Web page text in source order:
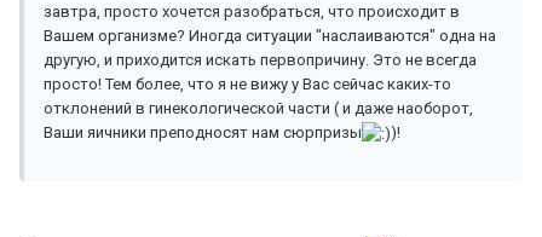
завтра, просто хочется разобраться, что происходит в
Вашем организме? Иногда ситуации "наслаиваются" одна на
другую, и приходится искать первопричину. Это не всегда
просто! Тем более, что я не вижу у Вас сейчас каких-то
отклонений в гинекологической части ( и даже наоборот,
Ваши яичники преподносят нам сюрпризы
)!